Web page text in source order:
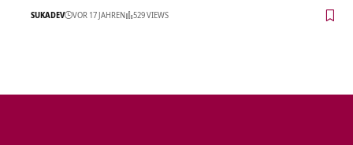
SUKADEV VOR 17 JAHREN 529 VIEWS